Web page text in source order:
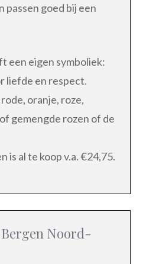
passen goed bij een
een eigen symboliek:
liefde en respect.
oranje, roze,
gemengde rozen of de
is al te koop v.a. €24,75.
Noord-